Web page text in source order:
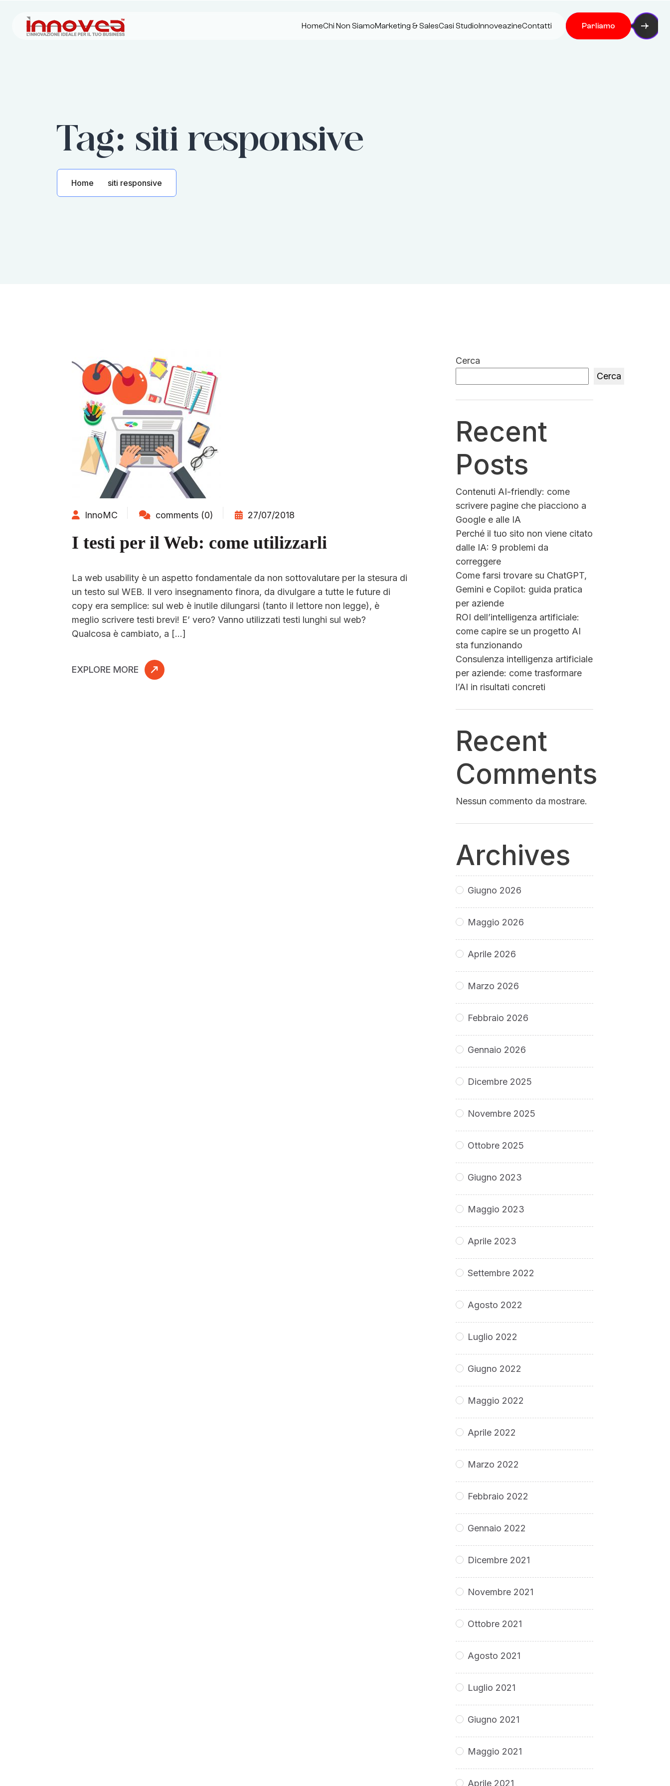
HomeChi Non SiamoMarketing & SalesCasi StudioInnoveazineContatti Parliamo
Tag: siti responsive
Home siti responsive
InnoMC comments (0) 27/07/2018
I testi per il Web: come utilizzarli
La web usability è un aspetto fondamentale da non sottovalutare per la stesura di
un testo sul WEB. Il vero insegnamento finora, da divulgare a tutte le future di
copy era semplice: sul web è inutile dilungarsi (tanto il lettore non legge), è
meglio scrivere testi brevi! E’ vero? Vanno utilizzati testi lunghi sul web?
Qualcosa è cambiato, a […]
EXPLORE MORE
Cerca
Cerca
Recent
Posts
Contenuti AI-friendly: come
scrivere pagine che piacciono a
Google e alle IA
Perché il tuo sito non viene citato
dalle IA: 9 problemi da
correggere
Come farsi trovare su ChatGPT,
Gemini e Copilot: guida pratica
per aziende
ROI dell’intelligenza artificiale:
come capire se un progetto AI
sta funzionando
Consulenza intelligenza artificiale
per aziende: come trasformare
l’AI in risultati concreti
Recent
Comments
Nessun commento da mostrare.
Archives
Giugno 2026
Maggio 2026
Aprile 2026
Marzo 2026
Febbraio 2026
Gennaio 2026
Dicembre 2025
Novembre 2025
Ottobre 2025
Giugno 2023
Maggio 2023
Aprile 2023
Settembre 2022
Agosto 2022
Luglio 2022
Giugno 2022
Maggio 2022
Aprile 2022
Marzo 2022
Febbraio 2022
Gennaio 2022
Dicembre 2021
Novembre 2021
Ottobre 2021
Agosto 2021
Luglio 2021
Giugno 2021
Maggio 2021
Aprile 2021